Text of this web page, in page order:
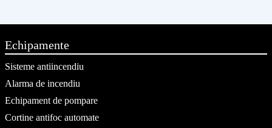
Echipamente
Sisteme antiincendiu
Alarma de incendiu
Echipament de pompare
Cortine antifoc automate